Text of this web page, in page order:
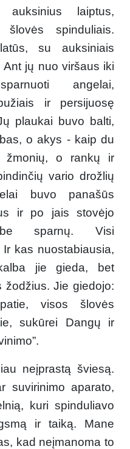
laiptus,
spinduliais.
su auksiniais
jų nuo viršaus iki
angelai,
ir persijuosę
plaukai buvo balti,
o akys - kaip du
žmonių, o rankų ir
vario drožlių
buvo panašūs
ir po jais stovėjo
sparnų. Visi
kas nuostabiausia,
jie gieda, bet
žodžius. Jie giedojo:
visos šlovės
sukūrei Dangų ir
neįprastą šviesą.
suvirinimo aparato,
kuri spinduliavo
ir taiką. Mane
kad neįmanoma to